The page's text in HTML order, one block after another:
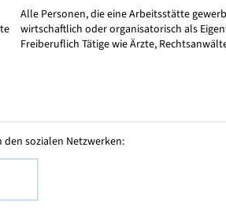
Alle Personen, die eine Arbeitsstätte
wirtschaftlich oder organisatorisch als
Freiberuflich Tätige wie Ärzte,
sozialen Netzwerken: